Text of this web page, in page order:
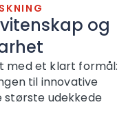
og
med et klart formål:
til innovative
største udekkede